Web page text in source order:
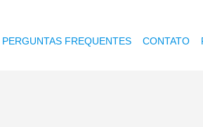
PERGUNTAS FREQUENTES CONTATO